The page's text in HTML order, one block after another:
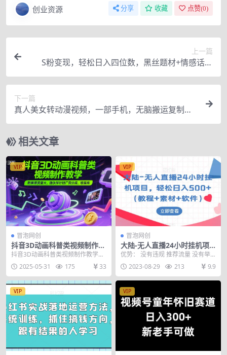
创业资源 分享 收藏 点赞(0)
上一篇
S粉变现，轻松日入四位数，黑丝题材+情感话术
【揭秘】
下一篇
真人美女转动漫视频，一部手机，无脑搬运复制粘
贴，百分百过原创，一天收益2000+（附视频素
材）【揭秘】
相关文章
VIP
冒泡网创
抖音3D动画科普类视频制作教
学，新赛道流量大，撸伙伴计
划广告分成，收益高
抖音3D动画科普类视频制作教学，
新赛道流量大，撸伙伴计划广告分
成，收益高 最新3...
2025-05-31 175 33
VIP
冒泡网创
大陆-无人直播24小时挂机项
目，轻松日入500+（教程+素
材+软件）
优势： 没有违规 推荐流量 没有举
报 课程内容： 大陆-无人直播24小
时挂机 大...
2023-08-29 213 9.9
VIP VIP